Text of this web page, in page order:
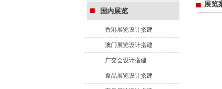
国内展览
香港展览设计搭建
澳门展览设计搭建
广交会设计搭建
食品展览设计搭建
展览